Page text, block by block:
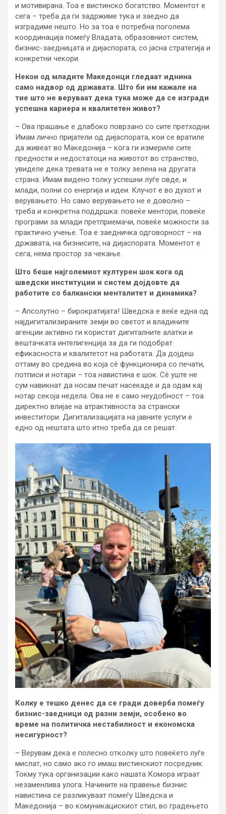
и мотивирана. Тоа е вистинско богатство. Моментот е
сега – треба да ги задржиме тука и заедно да
изградиме нешто. Но за тоа е потребна поголема
координација помеѓу Владата, образовниот систем,
бизнис-заедницата и дијаспората, со јасна стратегија и
конкретни чекори.
Некои од младите Македонци гледаат иднина
само надвор од државата. Што би им кажале на
тие што не веруваат дека тука може да се изгради
успешна кариера и квалитетен живот?
– Ова прашање е длабоко поврзано со сите претходни.
Имам лично пријатели од дијаспората, кои се вратиле
да живеат во Македонија – кога ги измериле сите
предности и недостатоци на животот во странство,
увиделе дека тревата не е толку зелена на другата
страна. Имам видено толку успешни луѓе овде, и
млади, полни со енергија и идеи. Клучот е во духот и
верувањето. Но само верувањето не е доволно –
треба и конкретна поддршка: повеќе ментори, повеќе
програми за млади претприемачи, повеќе можности за
практично учење. Тоа е заедничка одговорност – на
државата, на бизнисите, на дијаспората. Моментот е
сега, нема простор за чекање.
Што беше најголемиот културен шок кога од
шведски институции и систем дојдовте да
работите со балкански менталитет и динамика?
– Апсолутно – бирократијата! Шведска е веќе една од
најдигитализираните земји во светот и владините
агенции активно ги користат дигиталните алатки и
вештачката интелигенција за да ги подобрат
ефикасноста и квалитетот на работата. Да дојдеш
оттаму во средина во која сè функционира со печати,
потписи и нотари – тоа навистина е шок. Сè уште не
сум навикнат да носам печат насекаде и да одам кај
нотар секоја недела. Ова не е само неудобност – тоа
директно влијае на атрактивноста за странски
инвеститори. Дигитализацијата на јавните услуги е
едно од нештата што итно треба да се решат.
Колку е тешко денес да се гради доверба помеѓу
бизнис-заедници од разни земји, особено во
време на политичка нестабилност и економска
несигурност?
– Верувам дека е полесно отколку што повеќето луѓе
мислат, но само ако го имаш вистинскиот посредник.
Токму тука организации како нашата Комора играат
незаменлива улога. Начините на правење бизнис
навистина се разликуваат помеѓу Шведска и
Македонија – во комуникацискиот стил, во градењето